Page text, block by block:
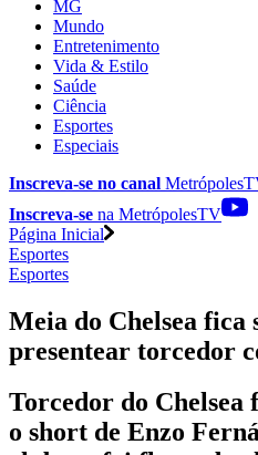
MG
Mundo
Entretenimento
Vida & Estilo
Saúde
Ciência
Esportes
Especiais
Inscreva-se no canal
Inscreva-se na MetrópolesTV
Página Inicial
Esportes
Esportes
Meia do Chelsea fica
presentear torcedor
Torcedor do Chelsea
o short de Enzo